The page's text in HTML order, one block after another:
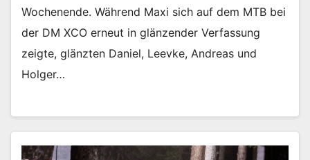
Wochenende. Während Maxi sich auf dem MTB bei
der DM XCO erneut in glänzender Verfassung
zeigte, glänzten Daniel, Leevke, Andreas und
Holger…